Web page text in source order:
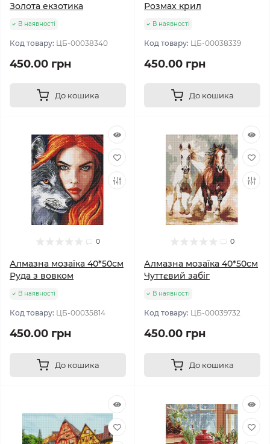
Золота екзотика
В наявності
Код товару: ЦБ-00038340
450.00 грн
До кошика
Розмах крил
В наявності
Код товару: ЦБ-00038339
450.00 грн
До кошика
0
Алмазна мозаїка 40*50см
Руда з вовком
В наявності
Код товару: ЦБ-00035814
450.00 грн
До кошика
0
Алмазна мозаїка 40*50см
Чуттєвий забіг
В наявності
Код товару: ЦБ-00039732
450.00 грн
До кошика